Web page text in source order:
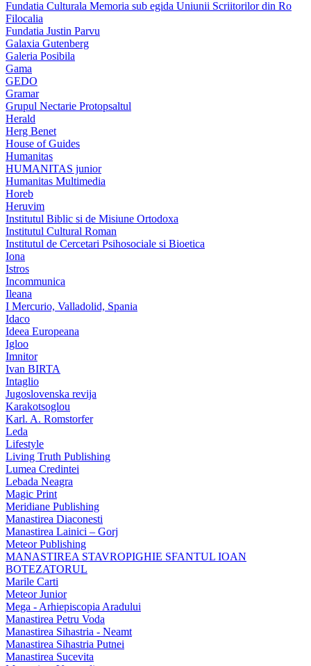
Fundatia Culturala Memoria sub egida Uniunii Scriitorilor din Ro
Filocalia
Fundatia Justin Parvu
Galaxia Gutenberg
Galeria Posibila
Gama
GEDO
Gramar
Grupul Nectarie Protopsaltul
Herald
Herg Benet
House of Guides
Humanitas
HUMANITAS junior
Humanitas Multimedia
Horeb
Heruvim
Institutul Biblic si de Misiune Ortodoxa
Institutul Cultural Roman
Institutul de Cercetari Psihosociale si Bioetica
Iona
Istros
Incommunica
Ileana
I Mercurio, Valladolid, Spania
Idaco
Ideea Europeana
Igloo
Imnitor
Ivan BIRTA
Intaglio
Jugoslovenska revija
Karakotsoglou
Karl. A. Romstorfer
Leda
Lifestyle
Living Truth Publishing
Lumea Credintei
Lebada Neagra
Magic Print
Meridiane Publishing
Manastirea Diaconesti
Manastirea Lainici – Gorj
Meteor Publishing
MANASTIREA STAVROPIGHIE SFANTUL IOAN
BOTEZATORUL
Marile Carti
Meteor Junior
Mega - Arhiepiscopia Aradului
Manastirea Petru Voda
Manastirea Sihastria - Neamt
Manastirea Sihastria Putnei
Manastirea Sucevita